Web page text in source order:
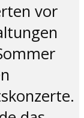
vor